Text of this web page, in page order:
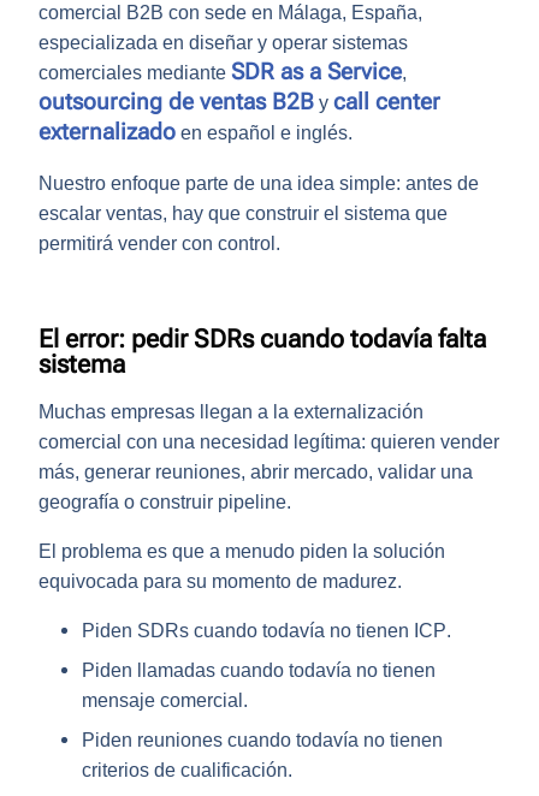
comercial B2B con sede en Málaga, España,
especializada en diseñar y operar sistemas
comerciales mediante SDR as a Service,
outsourcing de ventas B2B ycall center
externalizado en español e inglés.
Nuestro enfoque parte de una idea simple:antes de
escalar ventas, hay que construir el sistema que
permitirá vender con control
El error: pedir SDRs cuando todavía falta
sistema
Muchas empresas llegan a la externalización
comercial con una necesidad legítima: quieren vender
más, generar reuniones, abrir mercado, validar una
geografía o construir pipeline.
El problema es que a menudo piden la solución
equivocada para su momento de madurez.
Piden SDRscuando todavía no tienen ICP.
Piden llamadascuando todavía no tienen
mensaje comercial.
Piden reunionescuando todavía no tienen
criterios de cualificación.